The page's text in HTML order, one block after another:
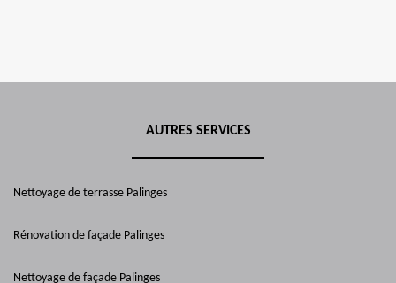
AUTRES SERVICES
Nettoyage de terrasse Palinges
Rénovation de façade Palinges
Nettoyage de façade Palinges